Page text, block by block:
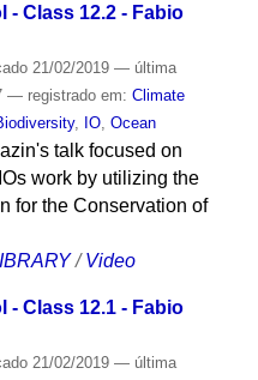
- Class 12.2 - Fabio
21/02/2019 — última
— registrado em: Climate
, IO, Ocean
talk focused on
work by utilizing the
for the Conservation of
/Video
- Class 12.1 - Fabio
21/02/2019 — última